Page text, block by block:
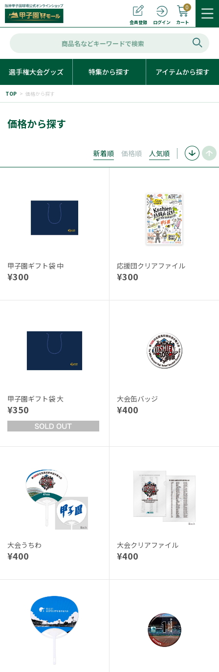
会員登録 ログイン カート
0
選手権大会グッズ 特集から探す アイテムから探す
TOP > 価格から探す
価格から探す
新着順 価格順 人気順
甲子園ギフト袋 中
¥300
応援団クリアファイル
¥300
甲子園ギフト袋 大
¥350
大会缶バッジ
¥400
大会うちわ
¥400
大会クリアファイル
¥400